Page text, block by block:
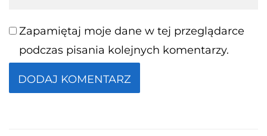
Zapamiętaj moje dane w tej przeglądarce
podczas pisania kolejnych komentarzy.